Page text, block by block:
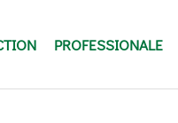
PROFESSIONALE